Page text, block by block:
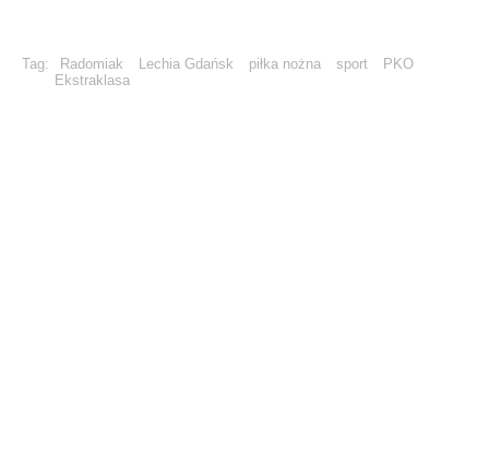
Tag: Radomiak Lechia Gdańsk piłka nożna sport
PKO
Ekstraklasa